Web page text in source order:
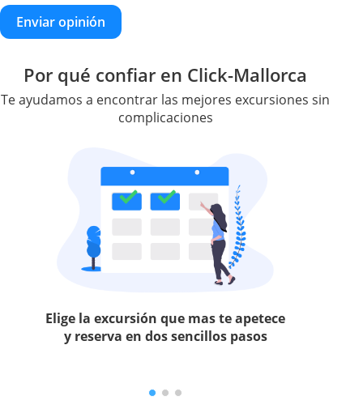
Enviar opinión
Por qué confiar en Click-Mallorca
Te ayudamos a encontrar las mejores excursiones sin
complicaciones
Elige la excursión que mas te apetece
y reserva en dos sencillos pasos